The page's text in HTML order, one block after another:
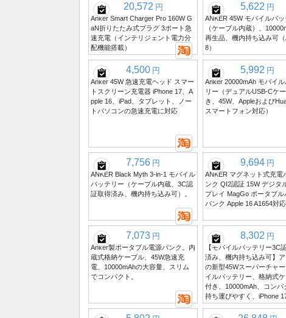
20,572 円
Anker Smart Charger Pro 160W G
aN折りたたみ式プラグ 3ポート急
速充電（インテリジェント電力分
配機能搭載）
5,622 円
ANKER 45W モバイルバッ
（ケーブル内蔵）、
再生品、機内持ち込み可
8）
4,500 円
Anker 45W 急速充電ヘッド スマー
トスクリーン充電器 iPhone 17、A
pple 16、iPad、タブレット、ノー
トパソコンの急速充電に対応
5,992 円
Anker 20000mAh モバイル
リー（デュアルUSB-Cケ
き、45W、Appleおよび
スマートフォン対応）
7,756 円
ANKER Black Myth 3-in-1 モバイル
バッテリー（ケーブル内蔵、3C認
証取得済み、機内持ち込み可）。
9,694 円
ANKER マグネット式充電
ンク QI2認証 15W デジタ
プレイ MagGo ポータブル
バンク Apple 16 A1654対応
7,073 円
Anker製ポータブル電源バンク。内
蔵式格納ケーブル、45W急速充
電、10000mAhの大容量、スリム
でコンパクト。
8,302 円
【モバイルバッテリー3C
済み、機内持ち込み可】
の新型45Wスーパーチャ
イルバッテリー、格納式
付き、10000mAh、コンパ
持ち運びやすく、iPhone